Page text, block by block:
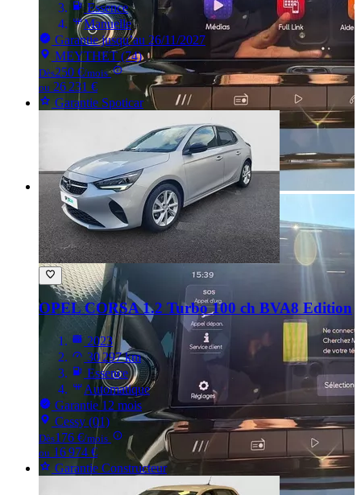
Essence
Manuelle
Garantie jusqu’au 26/11/2027
MEYTHET (74)
Dès250 €/mois
ou 26 231 €
Garantie Spoticar
OPEL CORSA1.2 Turbo 100 ch BVA8 Edition
2023
30 297 km
Essence
Automatique
Garantie 12 mois
Cessy (01)
Dès176 €/mois
ou 16 974 €
Garantie Constructeur